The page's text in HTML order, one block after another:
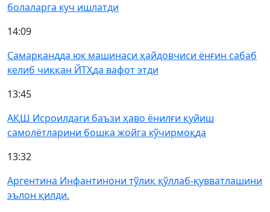
болаларга куч ишлатди
14:09
Самарқандда юк машинаси ҳайдовчиси ёнғин сабаб
келиб чиққан ЙТҲда вафот этди
13:45
АҚШ Исроилдаги баъзи ҳаво ёнилғи қуйиш
самолётларини бошқа жойга кўчирмоқда
13:32
Аргентина Инфантинони тўлиқ қўллаб-қувватлашини
эълон қилди.